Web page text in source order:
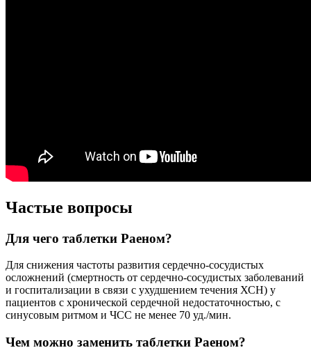
Частые вопросы
Для чего таблетки Раеном?
Для снижения частоты развития сердечно-сосудистых
осложнений (смертность от сердечно-сосудистых заболеваний
и госпитализации в связи с ухудшением течения ХСН) у
пациентов с хронической сердечной недостаточностью, с
синусовым ритмом и ЧСС не менее 70 уд./мин.
Чем можно заменить таблетки Раеном?